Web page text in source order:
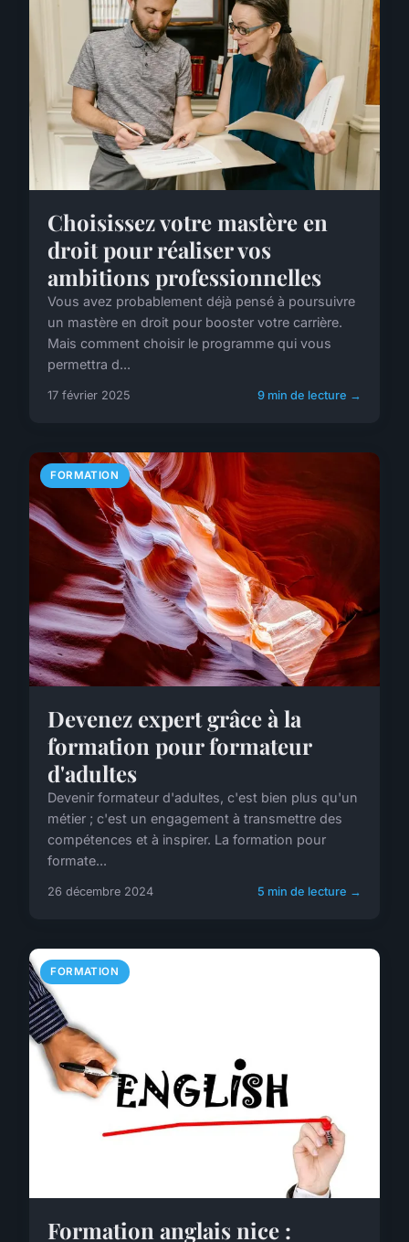
Choisissez votre mastère en
droit pour réaliser vos
ambitions professionnelles
Vous avez probablement déjà pensé à poursuivre
un mastère en droit pour booster votre carrière.
Mais comment choisir le programme qui vous
permettra d...
17 février 2025 9 min de lecture →
FORMATION
Devenez expert grâce à la
formation pour formateur
d'adultes
Devenir formateur d'adultes, c'est bien plus qu'un
métier ; c'est un engagement à transmettre des
compétences et à inspirer. La formation pour
formate...
26 décembre 2024 5 min de lecture →
FORMATION
Formation anglais nice :